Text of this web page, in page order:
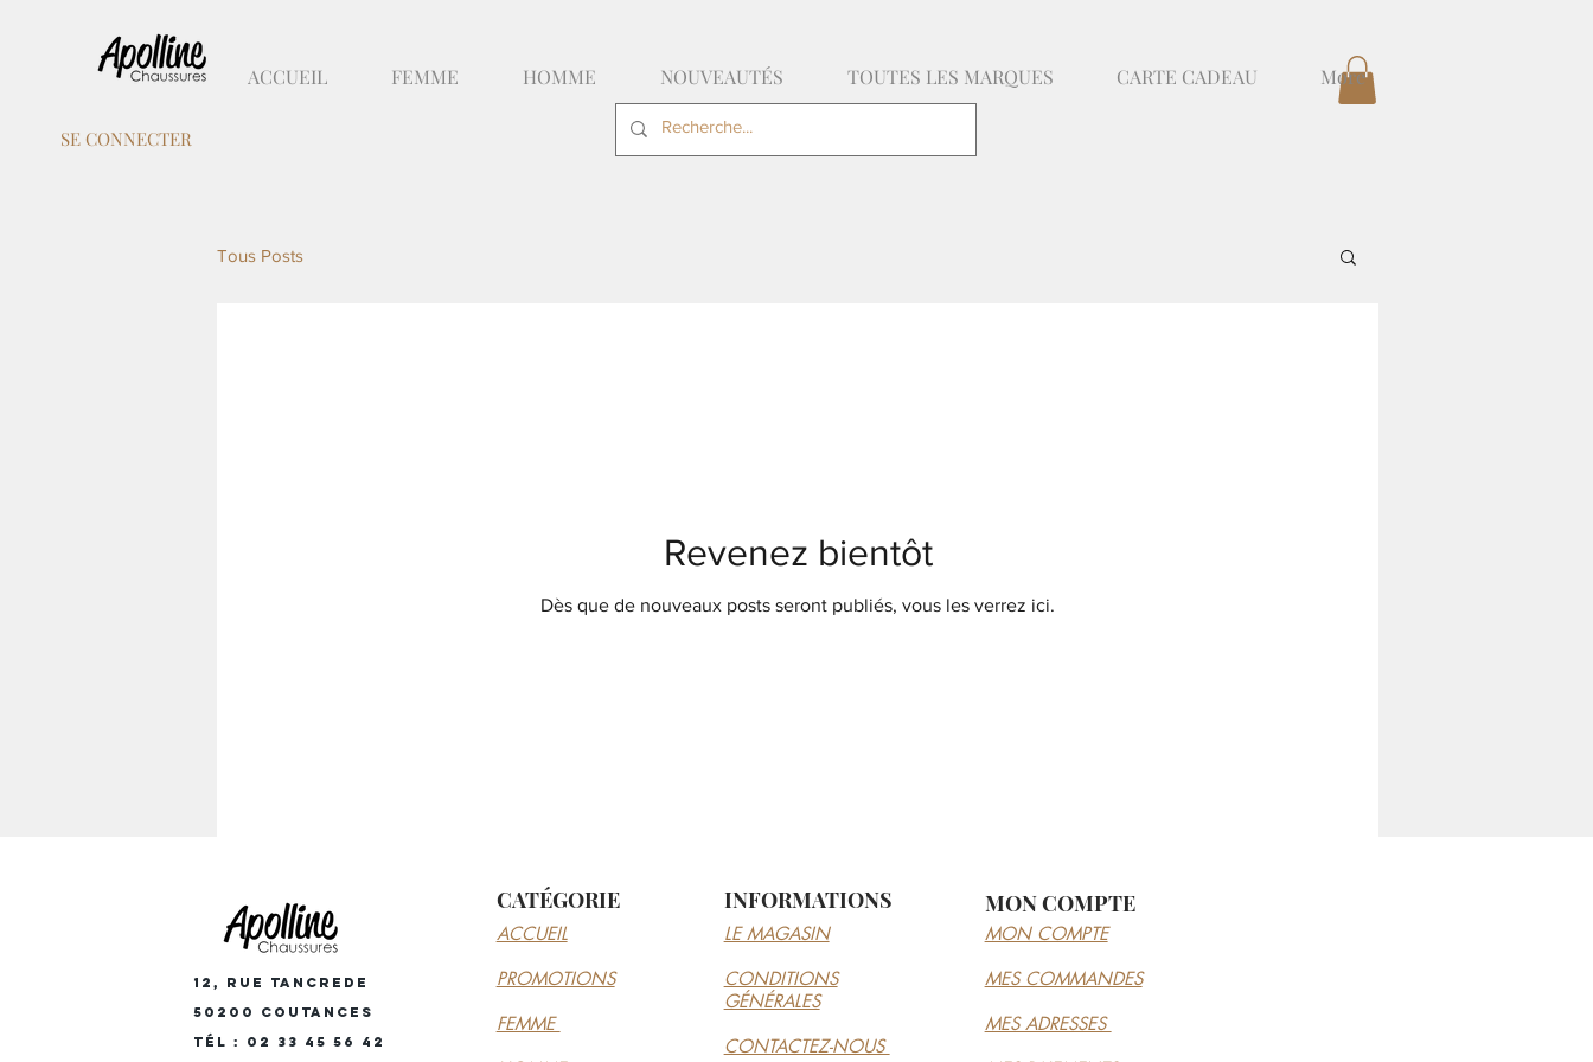
ACCUEIL FEMME HOMME NOUVEAUTÉS TOUTES LES MARQUES CARTE CADEAU More
SE CONNECTER
Tous Posts
Revenez bientôt
Dès que de nouveaux posts seront publiés, vous les verrez ici.
12, RUE TANCREDE
50200 COUTANCES
Tél : 02 33 45 56 42
CATÉGORIE INFORMATIONS MON COMPTE
ACCUEIL
PROMOTIONS
FEMME
LE MAGASIN
CONDITIONS
GÉNÉRALES
CONTACTEZ-NOUS
MON COMPTE
MES COMMANDES
MES ADRESSES